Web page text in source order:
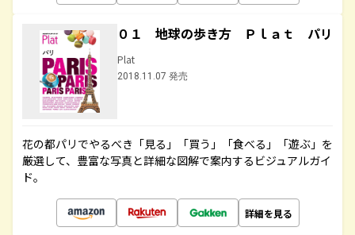
０１ 地球の歩き方 Ｐｌａｔ パリ
Plat
2018.11.07 発売
花の都パリでやるべき「見る」「買う」「食べる」「遊ぶ」を
厳選して、豊富な写真と詳細な図解で案内するビジュアルガイ
ド。
詳細を見る